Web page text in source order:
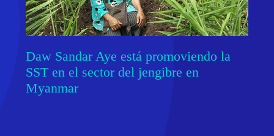
Daw Sandar Aye está promoviendo la
SST en el sector del jengibre en
Myanmar